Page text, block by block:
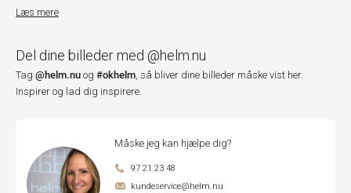
Læs mere
Del dine billeder med @helm.nu
Tag @helm.nu og #okhelm, så bliver dine billeder måske vist her.
Inspirer og lad dig inspirere.
Måske jeg kan hjælpe dig?
97 21 23 48
kundeservice@helm.nu